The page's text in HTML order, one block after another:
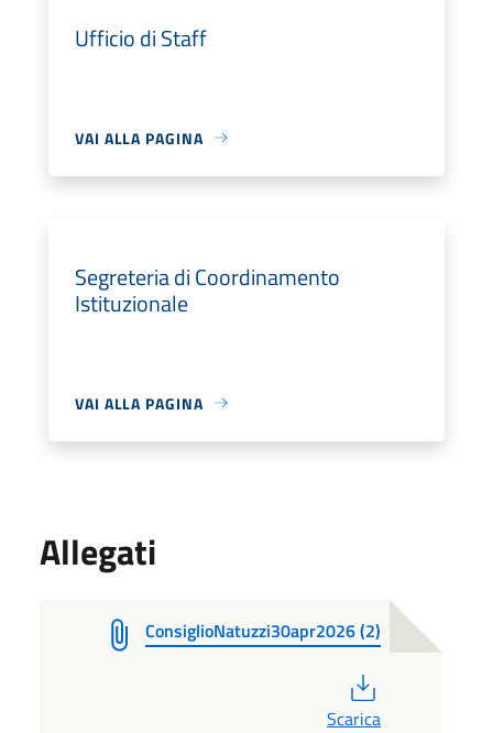
Ufficio di Staff
VAI ALLA PAGINA
Segreteria di Coordinamento
Istituzionale
VAI ALLA PAGINA
Allegati
ConsiglioNatuzzi30apr2026 (2)
Scarica